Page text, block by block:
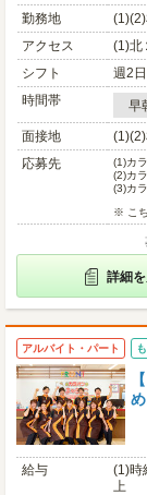
勤務地
アクセス
(1)北
シフト
週2
時間帯
早
面接地
応募先
(1)カ
(2)カ
(3)カ
※ こ
詳細
アルバイト・パート
給与
(1)
上